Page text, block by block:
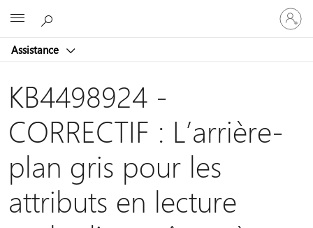
Assistance
vous
à
compte
KB4498924 -
CORRECTIF : L’arrière-
plan gris pour les
attributs en lecture